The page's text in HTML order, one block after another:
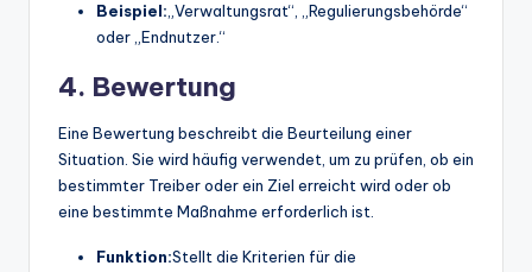
Beispiel:„Verwaltungsrat“, „Regulierungsbehörde“
oder „Endnutzer.“
4. Bewertung
Eine Bewertung beschreibt die Beurteilung einer
Situation. Sie wird häufig verwendet, um zu prüfen, ob ein
bestimmter Treiber oder ein Ziel erreicht wird oder ob
eine bestimmte Maßnahme erforderlich ist.
Funktion:Stellt die Kriterien für die